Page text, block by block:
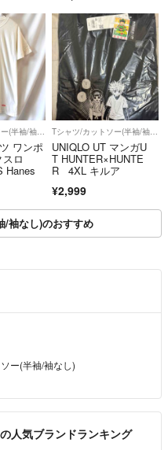
Tシャツ/カットソー(半袖/袖なし)
ワンポ
ロ
Hanes
Tシャツ/カットソー(半袖/袖なし)
UNIQLO UT マンガU
T HUNTER×HUNTE
R 4XL キルア
¥2,999
/袖なし)のおすすめ
ー(半袖/袖なし)
人気ブランドランキング